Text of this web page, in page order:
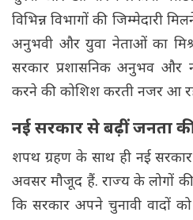
विभिन्न विभागों की जिम्मेदारी
अनुभवी और युवा नेताओं का
सरकार प्रशासनिक अनुभव और
करने की कोशिश करती नजर आ
नई सरकार से बढ़ीं जनता
शपथ ग्रहण के साथ ही नई
अवसर मौजूद हैं. राज्य के लोगों
कि सरकार अपने चुनावी वादों